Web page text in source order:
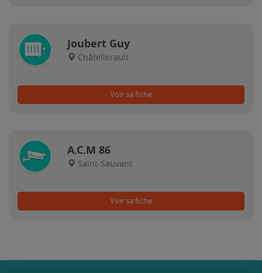
Joubert Guy
Châtellerault
Voir sa fiche
A.C.M 86
Saint-Sauvant
Voir sa fiche